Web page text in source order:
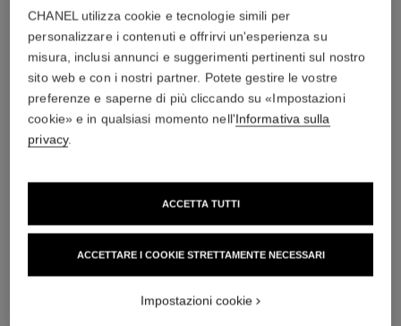
chance eau tendre
Ref. 126260
Aggiungere al carrello
rouge allure
Ref. 160990
Aggiungere al carrello
CHANEL utilizza cookie e tecnologie simili per
personalizzare i contenuti e offrirvi un'esperienza su
misura, inclusi annunci e suggerimenti pertinenti sul nostro
sito web e con i nostri partner. Potete gestire le vostre
preferenze e saperne di più cliccando su «Impostazioni
cookie» e in qualsiasi momento nell'Informativa sulla
privacy.
ACCETTARE I COOKIE STRETTAMENTE NECESSARI
ACCETTA TUTTI
Impostazioni cookie